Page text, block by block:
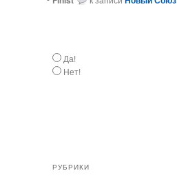
Да!
Нет!
РУБРИКИ